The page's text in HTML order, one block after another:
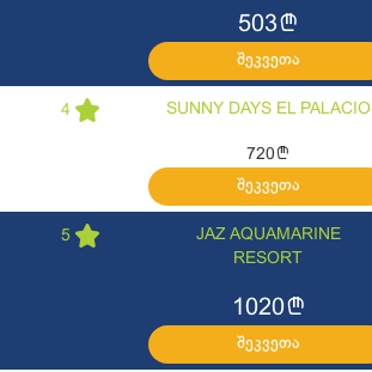
503l
შეკვეთა
4 SUNNY DAYS EL PALACIO
720 l
შეკვეთა
5
JAZ AQUAMARINE
RESORT
1020l
შეკვეთა